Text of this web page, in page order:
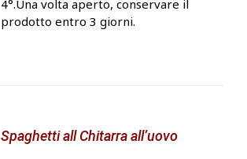
4°.Una volta aperto, conservare il
prodotto entro 3 giorni.
Spaghetti all Chitarra all’uovo